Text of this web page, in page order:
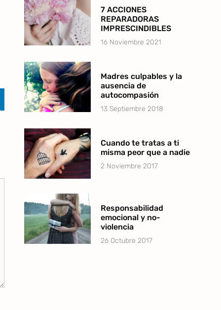
7 ACCIONES
REPARADORAS
IMPRESCINDIBLES
16 Noviembre 2021
Madres culpables y la
ausencia de
autocompasión
13 Septiembre 2018
Cuando te tratas a ti
misma peor que a nadie
2 Noviembre 2017
Responsabilidad
emocional y no-
violencia
26 Octubre 2017